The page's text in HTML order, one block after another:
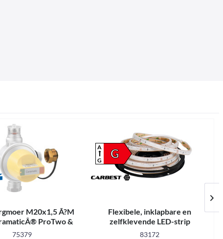
M20x1,5 Ã?M
ProTwo &
SwitchTwo
75379
G
A
G
Flexibele, inklapbare en
zelfklevende LED-strip
verlichting
83172